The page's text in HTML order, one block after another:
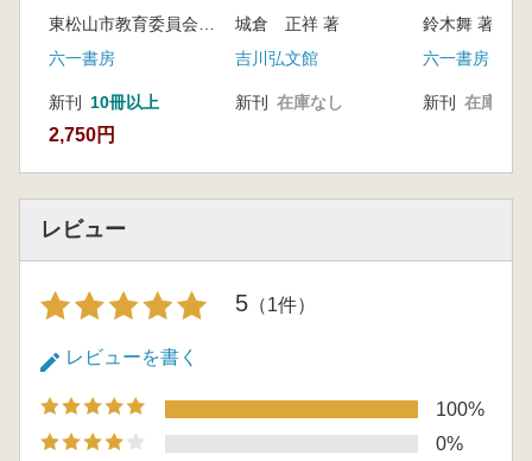
伝田郁夫・ナワビ矢麻
渡邉 玲・石井友菜・小林和樹・根本 佑・谷川
遼・金井 彩
六一書房
新刊 10冊以上
2,750円
城倉 正祥 著
吉川弘文館
新刊 在庫なし
業
鈴木舞 著
六一書房
新刊 在庫なし
レビュー
5 （1件）
レビューを書く
100%
0%